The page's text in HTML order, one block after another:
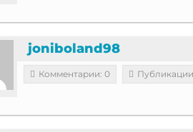
joniboland98
Комментарии: 0